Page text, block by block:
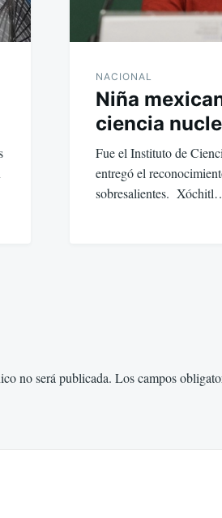
NACIONAL
Niña
ciencia
Fue el Instituto de
entregó el
sobresalientes.
no será publicada. Los campos